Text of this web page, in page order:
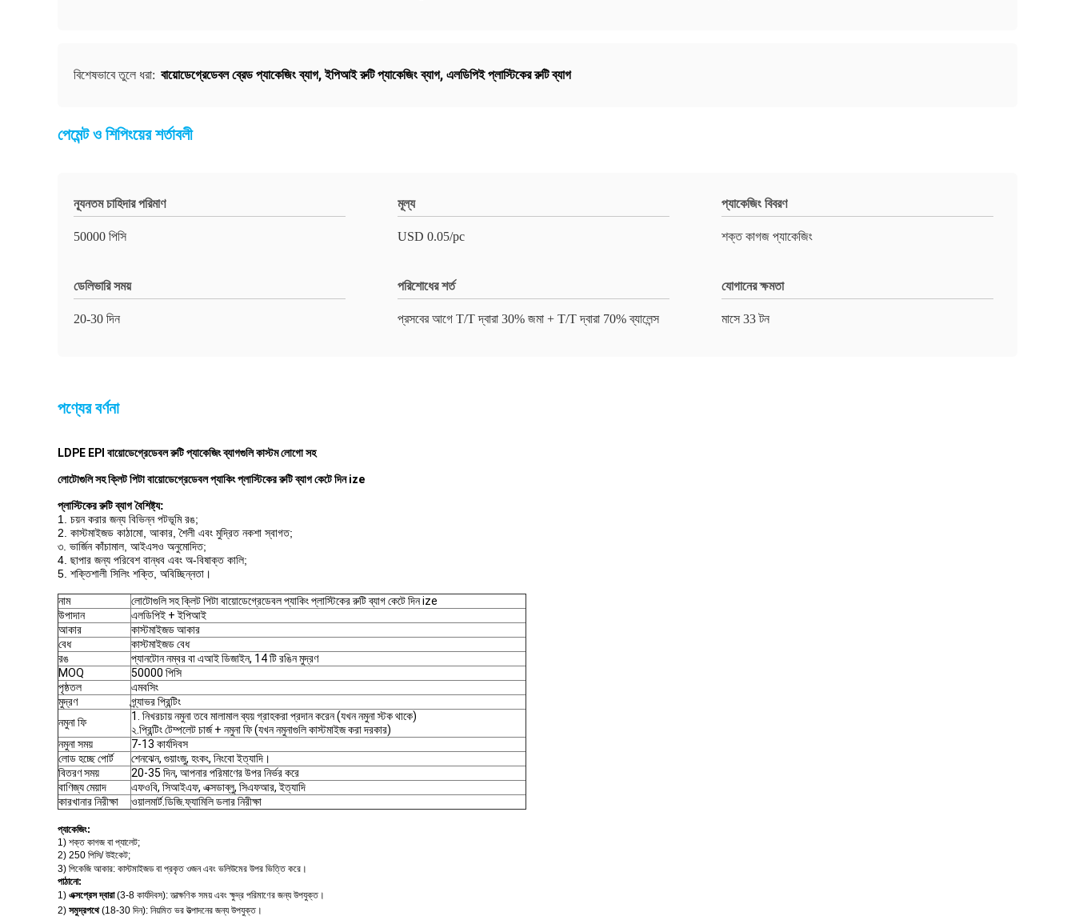
বিশেষভাবে তুলে ধরা: বায়োডেগ্রেডেবল ব্রেড প্যাকেজিং ব্যাগ,ইপিআই রুটি প্যাকেজিং ব্যাগ, এলডিপিই প্লাস্টিকের রুটি ব্যাগ
পেমেন্ট ও শিপিংয়ের শর্তাবলী
ন্যূনতম চাহিদার পরিমাণ
50000 পিসি
মূল্য
USD 0.05/pc
প্যাকেজিং বিবরণ
শক্ত কাগজ প্যাকেজিং
ডেলিভারি সময়
20-30 দিন
পরিশোধের শর্ত
প্রসবের আগে T/T দ্বারা 30% জমা + T/T দ্বারা 70% ব্যালেন্স
যোগানের ক্ষমতা
মাসে 33 টন
পণ্যের বর্ণনা
LDPE EPI বায়োডেগ্রেডেবল রুটি প্যাকেজিং ব্যাগগুলি কাস্টম লোগো সহ
লোটোগুলি সহ ক্লিট পিটা বায়োডেগ্রেডেবল প্যাকিং প্লাস্টিকের রুটি ব্যাগ কেটে দিন ize
প্লাস্টিকের রুটি ব্যাগবৈশিষ্ট্য:
1. চয়ন করার জন্য বিভিন্ন পটভূমি রঙ;
2. কাস্টমাইজড কাঠামো, আকার, শৈলী এবং মুদ্রিত নকশা স্বাগত;
৩. ভার্জিন কাঁচামাল, আইএসও অনুমোদিত;
4. ছাপার জন্য পরিবেশ বান্ধব এবং অ-বিষাক্ত কালি;
5. শক্তিশালী সিলিং শক্তি, অবিচ্ছিন্নতা।
নাম
লোটোগুলি সহ ক্লিট পিটা বায়োডেগ্রেডেবল প্যাকিং প্লাস্টিকের রুটি ব্যাগ কেটে দিন ize
উপাদান
এলডিপিই + ইপিআই
আকার
কাস্টমাইজড আকার
বেধ
কাস্টমাইজড বেধ
রঙ
প্যানটোন নম্বর বা এআই ডিজাইন, 14 টি রঙিন মুদ্রণ
MOQ
50000 পিসি
পৃষ্ঠতল
এমবসিং
মুদ্রণ
গ্র্যাভর প্রিন্টিং
নমুনা ফি
1. নিখরচায় নমুনা তবে মালামাল ব্যয় গ্রাহকরা প্রদান করেন (যখন নমুনা স্টক থাকে)
২.প্রিন্টিং টেম্পলেট চার্জ + নমুনা ফি (যখন নমুনাগুলি কাস্টমাইজ করা দরকার)
নমুনা সময়
7-13 কার্যদিবস
লোড হচ্ছে পোর্ট
শেনঝেন, গুয়াংজু, হংকং, নিংবো ইত্যাদি।
বিতরণ সময়
20-35 দিন, আপনার পরিমাণের উপর নির্ভর করে
বাণিজ্য মেয়াদ
এফওবি, সিআইএফ, এক্সডাব্লু, সিএফআর, ইত্যাদি
কারখানার নিরীক্ষা
ওয়ালমার্ট.ডিজি.ফ্যামিলি ডলার নিরীক্ষা
প্যাকেজিং:
1) শক্ত কাগজ বা প্যালেট;
2) 250 পিসি/ উইকেট;
3) পিকেজি আকার: কাস্টমাইজড বা প্রকৃত ওজন এবং ভলিউমের উপর ভিত্তি করে।
পাঠানো:
1) এক্সপ্রেস দ্বারা(3-8 কার্যদিবস):তাত্ক্ষণিক সময় এবং ক্ষুদ্র পরিমাণের জন্য উপযুক্ত।
2) সমুদ্রপথে(18-30 দিন): নিয়মিত ভর উত্পাদনের জন্য উপযুক্ত।